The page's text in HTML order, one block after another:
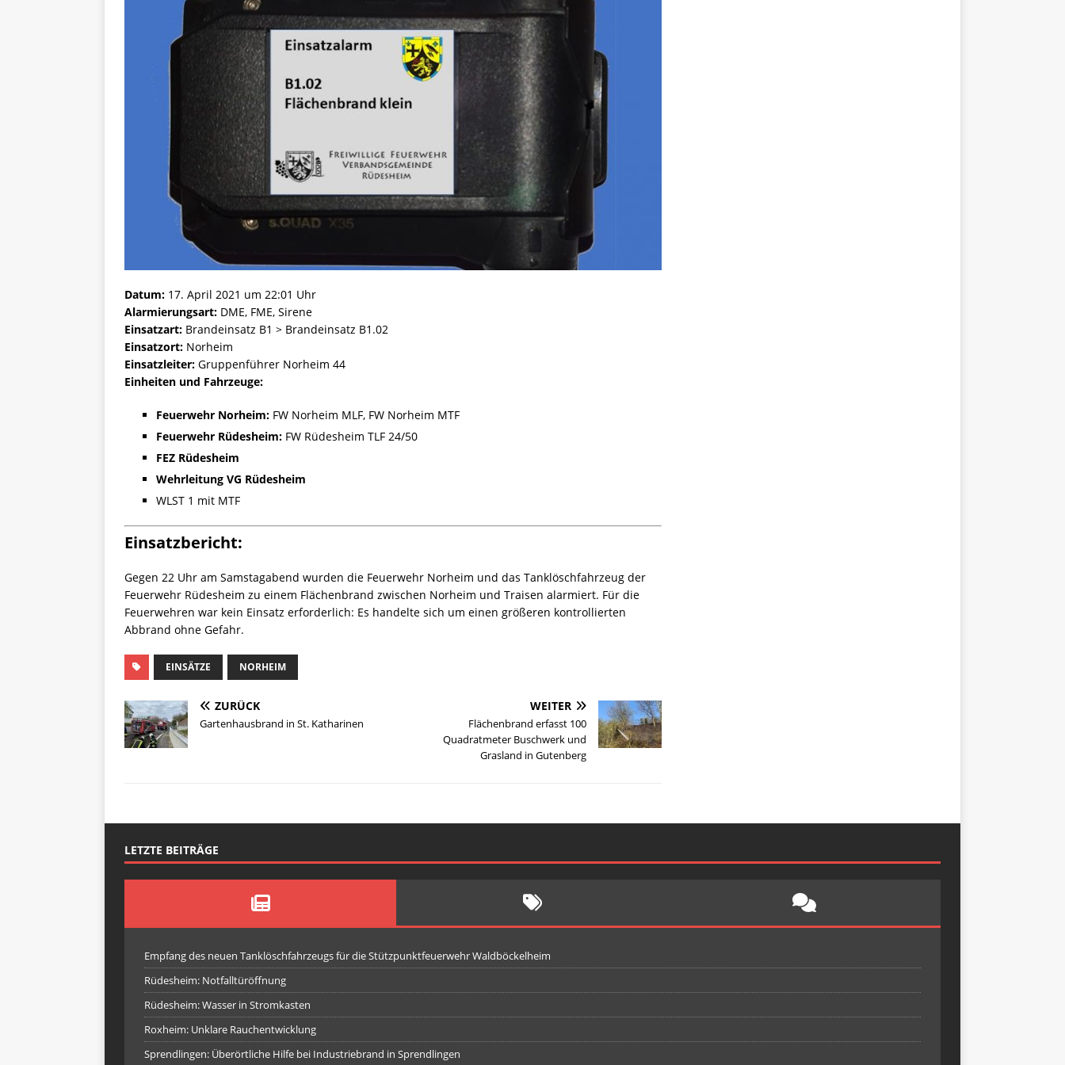
Datum: 17. April 2021 um 22:01 Uhr
Alarmierungsart: DME, FME, Sirene
Einsatzart: Brandeinsatz B1 > Brandeinsatz B1.02
Einsatzort: Norheim
Einsatzleiter: Gruppenführer Norheim 44
Einheiten und Fahrzeuge:
Feuerwehr Norheim: FW Norheim MLF, FW Norheim MTF
Feuerwehr Rüdesheim: FW Rüdesheim TLF 24/50
FEZ Rüdesheim
Wehrleitung VG Rüdesheim
WLST 1 mit MTF
Einsatzbericht:
Gegen 22 Uhr am Samstagabend wurden die Feuerwehr Norheim und das Tanklöschfahrzeug der
Feuerwehr Rüdesheim zu einem Flächenbrand zwischen Norheim und Traisen alarmiert. Für die
Feuerwehren war kein Einsatz erforderlich: Es handelte sich um einen größeren kontrollierten
Abbrand ohne Gefahr.
EINSÄTZE NORHEIM
ZURÜCK
Gartenhausbrand in St. Katharinen
WEITER
Flächenbrand erfasst 100
Quadratmeter Buschwerk und
Grasland in Gutenberg
LETZTE BEITRÄGE
Empfang des neuen Tanklöschfahrzeugs für die Stützpunktfeuerwehr Waldböckelheim
Rüdesheim: Notfalltüröffnung
Rüdesheim: Wasser in Stromkasten
Roxheim: Unklare Rauchentwicklung
Sprendlingen: Überörtliche Hilfe bei Industriebrand in Sprendlingen